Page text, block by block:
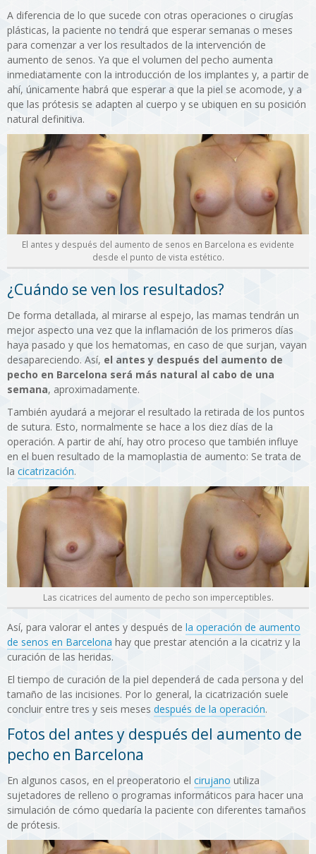
A diferencia de lo que sucede con otras operaciones o cirugías
plásticas, la paciente no tendrá que esperar semanas o meses
para comenzar a ver los resultados de la intervención de
aumento de senos. Ya que el volumen del pecho aumenta
inmediatamente con la introducción de los implantes y, a partir de
ahí, únicamente habrá que esperar a que la piel se acomode, y a
que las prótesis se adapten al cuerpo y se ubiquen en su posición
natural definitiva.
El antes y después del aumento de senos en Barcelona es evidente
desde el punto de vista estético.
¿Cuándo se ven los resultados?
De forma detallada, al mirarse al espejo, las mamas tendrán un
mejor aspecto una vez que la inflamación de los primeros días
haya pasado y que los hematomas, en caso de que surjan, vayan
desapareciendo. Así, el antes y después del aumento de
pecho en Barcelona será más natural al cabo de una
semana, aproximadamente.
También ayudará a mejorar el resultado la retirada de los puntos
de sutura. Esto, normalmente se hace a los diez días de la
operación. A partir de ahí, hay otro proceso que también influye
en el buen resultado de la mamoplastia de aumento: Se trata de
la cicatrización.
Las cicatrices del aumento de pecho son imperceptibles.
Así, para valorar el antes y después de la operación de aumento
de senos en Barcelona hay que prestar atención a la cicatriz y la
curación de las heridas.
El tiempo de curación de la piel dependerá de cada persona y del
tamaño de las incisiones. Por lo general, la cicatrización suele
concluir entre tres y seis meses después de la operación.
Fotos del antes y después del aumento de
pecho en Barcelona
En algunos casos, en el preoperatorio el cirujano utiliza
sujetadores de relleno o programas informáticos para hacer una
simulación de cómo quedaría la paciente con diferentes tamaños
de prótesis.